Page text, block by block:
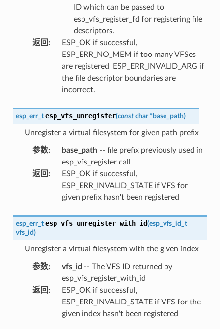
ID which can be passed to
esp_vfs_register_fd for registering file
descriptors.
返回 :
ESP_OK if successful,
ESP_ERR_NO_MEM if too many VFSes
are registered, ESP_ERR_INVALID_ARG if
the file descriptor boundaries are
incorrect.
esp_err_t esp_vfs_unregister(const char * base_path)
Unregister a virtual filesystem for given path prefix
参数: base_path-- file prefix previously used in
esp_vfs_register call
返回 :
ESP_OK if successful,
ESP_ERR_INVALID_STATE if VFS for
given prefix hasn't been registered
esp_err_t esp_vfs_unregister_with_id(esp_vfs_id_t
vfs_id)
Unregister a virtual filesystem with the given index
参数: vfs_id -- The VFS ID returned by
esp_vfs_register_with_id
返回 :
ESP_OK if successful,
ESP_ERR_INVALID_STATE if VFS for the
given index hasn't been registered